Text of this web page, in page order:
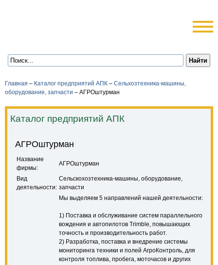
Главная – Каталог предприятий АПК – Сельхозтехника-машины,
оборудование, запчасти – АГРОштурман
Каталог предприятий АПК
АГРОштурман
Название
фирмы:
АГРОштурман
Вид
деятельности:
Сельскохозтехника-машины, оборудование,
запчасти
Мы выделяем 5 направлений нашей деятельности:
1) Поставка и обслуживание систем параллельного
вождения и автопилотов Trimble, повышающих
точность и производительность работ.
2) Разработка, поставка и внедрение системы
мониторинга техники и полей АгроКонтроль, для
контроля топлива, пробега, моточасов и других